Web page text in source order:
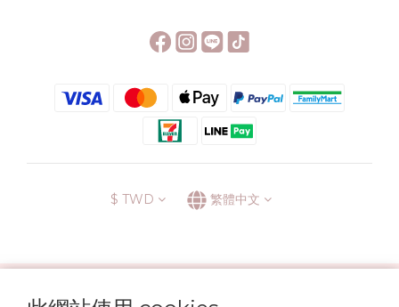
$ TWD 繁體中文